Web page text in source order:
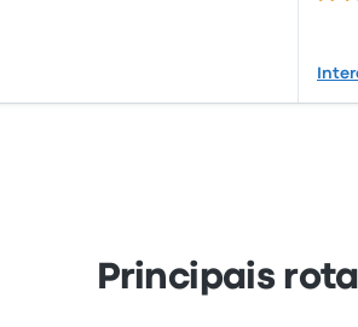
Principais